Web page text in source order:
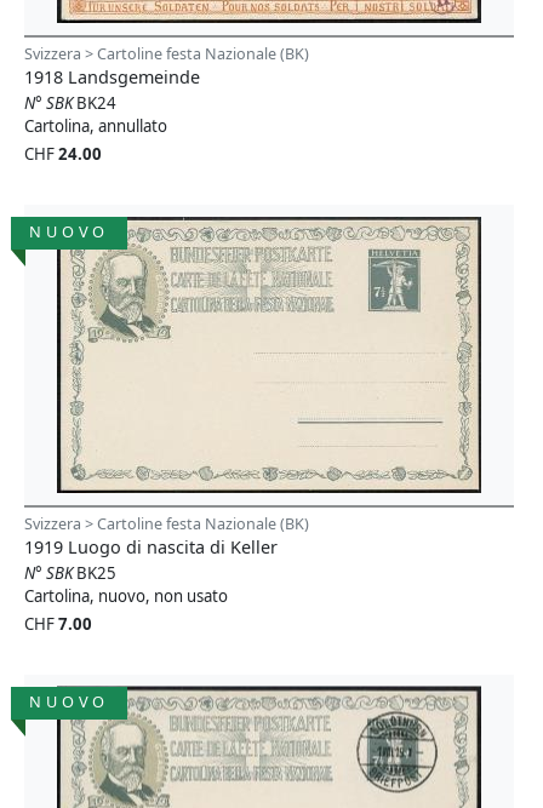
Svizzera > Cartoline festa Nazionale (BK)
1918 Landsgemeinde
N° SBKBK24
Cartolina, annullato
CHF24.00
NUOVO
Svizzera > Cartoline festa Nazionale (BK)
1919 Luogo di nascita di Keller
N° SBKBK25
Cartolina, nuovo, non usato
CHF7.00
NUOVO